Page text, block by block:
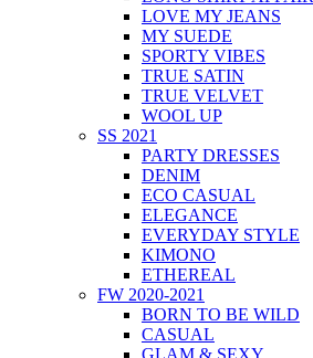
LOVE MY JEANS
MY SUEDE
SPORTY VIBES
TRUE SATIN
TRUE VELVET
WOOL UP
SS 2021
PARTY DRESSES
DENIM
ECO CASUAL
ELEGANCE
EVERYDAY STYLE
KIMONO
ETHEREAL
FW 2020-2021
BORN TO BE WILD
CASUAL
GLAM & SEXY